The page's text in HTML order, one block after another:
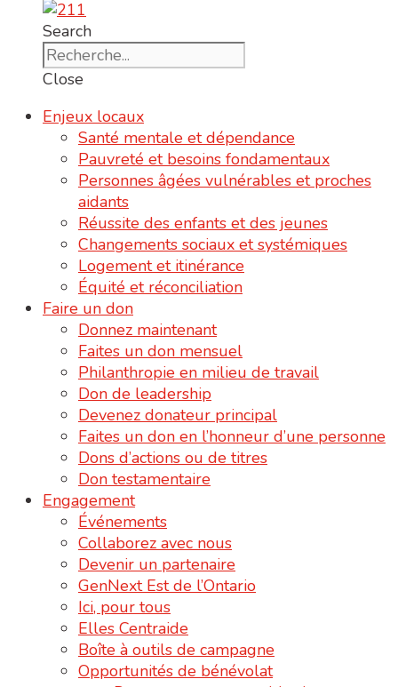
Search
Close
Enjeux locaux
Santé mentale et dépendance
Pauvreté et besoins fondamentaux
Personnes âgées vulnérables et proches
aidants
Réussite des enfants et des jeunes
Changements sociaux et systémiques
Logement et itinérance
Équité et réconciliation
Faire un don
Donnez maintenant
Faites un don mensuel
Philanthropie en milieu de travail
Don de leadership
Devenez donateur principal
Faites un don en l’honneur d’une personne
Dons d’actions ou de titres
Don testamentaire
Engagement
Événements
Collaborez avec nous
Devenir un partenaire
GenNext Est de l’Ontario
Ici, pour tous
Elles Centraide
Boîte à outils de campagne
Opportunités de bénévolat